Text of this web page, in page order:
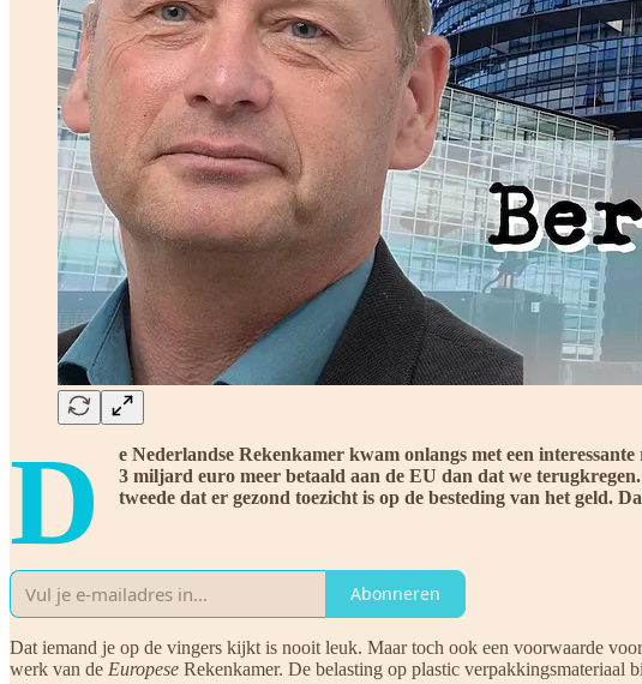
D e Nederlandse Rekenkamer kwam onlangs met een
3 miljard euro meer betaald aan de EU dan dat we
tweede dat er gezond toezicht is op de besteding van het geld.
Abonneren
Dat iemand je op de vingers kijkt is nooit leuk. Maar toch ook een voorwaarde
werk van de Europese Rekenkamer. De belasting op plastic verpakkingsmateriaal